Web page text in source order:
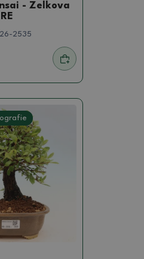
- Zelkova
2535